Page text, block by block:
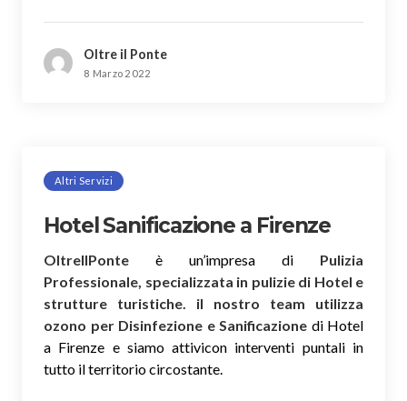
Oltre il Ponte
8 Marzo 2022
Altri Servizi
Hotel Sanificazione a Firenze
OltreIlPonte è un’impresa di Pulizia
Professionale, specializzata in pulizie di Hotel e
strutture turistiche. il nostro team utilizza
ozono per Disinfezione e Sanificazione di Hotel
a Firenze e siamo attivicon interventi puntali in
tutto il territorio circostante.